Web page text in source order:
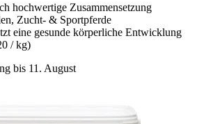
hochwertige Zusammensetzung
Zucht- & Sportpferde
eine gesunde körperliche Entwicklung
/ kg)
bis 11. August